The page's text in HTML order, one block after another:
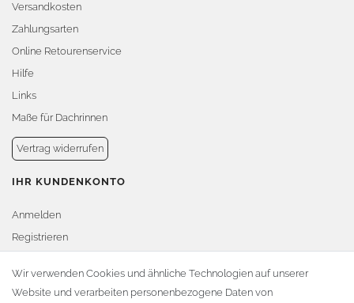
Versandkosten
Zahlungsarten
Online Retourenservice
Hilfe
Links
Maße für Dachrinnen
Vertrag widerrufen
IHR KUNDENKONTO
Anmelden
Registrieren
Warenkorb
Zur Kasse
Wir verwenden Cookies und ähnliche Technologien auf unserer
Website und verarbeiten personenbezogene Daten von